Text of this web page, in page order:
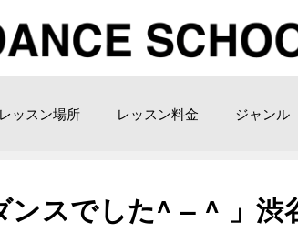
レッスン場所 レッスン料金 ジャンル
ンスでした^ – ^ 」